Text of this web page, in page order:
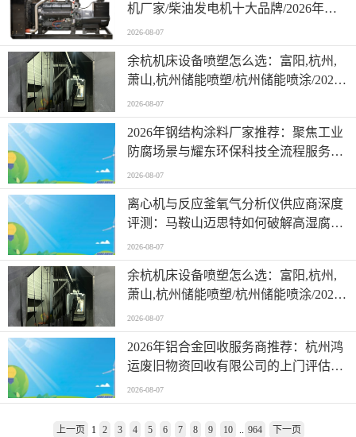
机厂家/柴油发电机十大品牌/2026年成
都本地柴油发电机厂家选购指南
2026-08-07
余杭机床设备喷塑怎么选：富阳,杭州,
萧山,杭州储能喷塑/杭州储能喷涂/2026
年杭州喷涂喷塑加工企业综合观察
2026-08-07
2026年钢结构涂料厂家推荐：聚焦工业
防腐场景与耀东环保科技全流程服务解
析
2026-08-07
离心机与反应釜氧气分析仪供应商深度
评测：马鞍山迈思特如何破解高湿腐蚀
工况难题
2026-08-07
余杭机床设备喷塑怎么选：富阳,杭州,
萧山,杭州储能喷塑/杭州储能喷涂/2026
年杭州喷涂喷塑加工企业综合观察
2026-08-07
2026年铝合金回收服务商推荐：杭州鸿
运废旧物资回收有限公司的上门评估与
合规分拣
2026-08-07
上一页 1 2 3 4 5 6 7 8 9 10 964 下一页